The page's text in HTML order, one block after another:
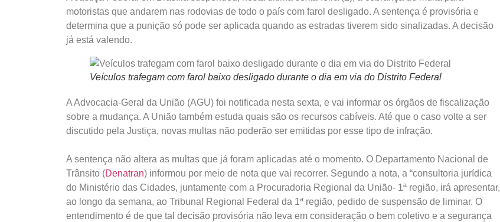
motoristas que andarem nas rodovias de todo o país com farol desligado. A sentença é provisória e
determina que a punição só pode ser aplicada quando as estradas tiverem sido sinalizadas. A decisão
já está valendo.
Veículos trafegam com farol baixo desligado durante o dia em via do Distrito Federal
A Advocacia-Geral da União (AGU) foi notificada nesta sexta, e vai informar os órgãos de fiscalização
sobre a mudança. A União também estuda quais são os recursos cabíveis. Até que o caso volte a ser
discutido pela Justiça, novas multas não poderão ser emitidas por esse tipo de infração.
A sentença não altera as multas que já foram aplicadas até o momento. O Departamento Nacional de
Trânsito (Denatran) informou por meio de nota que vai recorrer. Segundo a nota, a “consultoria jurídica
do Ministério das Cidades, juntamente com a Procuradoria Regional da União- 1ª região, irá apresentar,
ao longo da semana, ao Tribunal Regional Federal da 1ª região, pedido de suspensão de liminar. O
entendimento é de que tal decisão provisória não leva em consideração o bem coletivo e a segurança